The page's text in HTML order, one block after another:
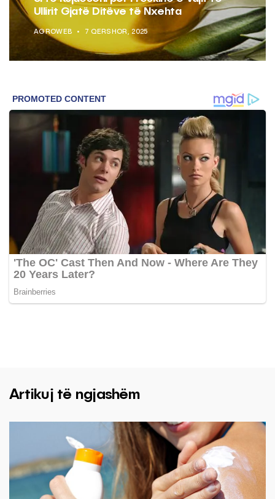
Ullirit Gjatë Ditëve të Nxehta
AGROWEB 7 QERSHOR, 2025
Artikuj të ngjashëm